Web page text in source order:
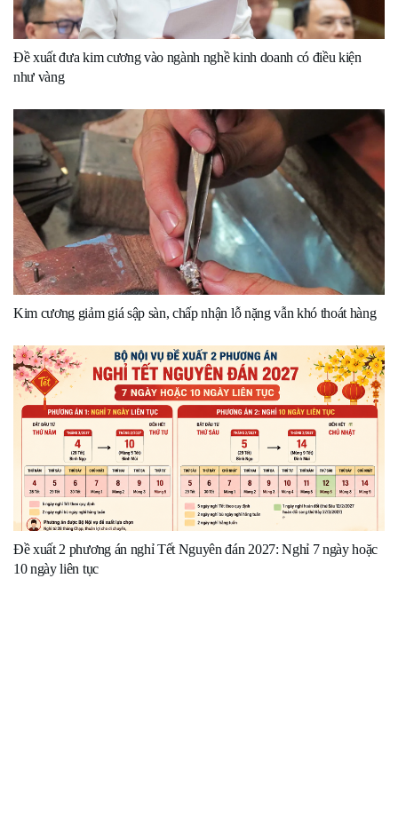
Đề xuất đưa kim cương vào ngành nghề kinh doanh có điều kiện
như vàng
Kim cương giảm giá sập sàn, chấp nhận lỗ nặng vẫn khó thoát hàng
Đề xuất 2 phương án nghỉ Tết Nguyên đán 2027: Nghỉ 7 ngày hoặc
10 ngày liên tục